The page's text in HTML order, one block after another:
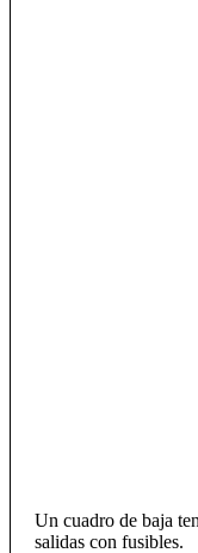
Un cuadro de baja
salidas con fusibles.